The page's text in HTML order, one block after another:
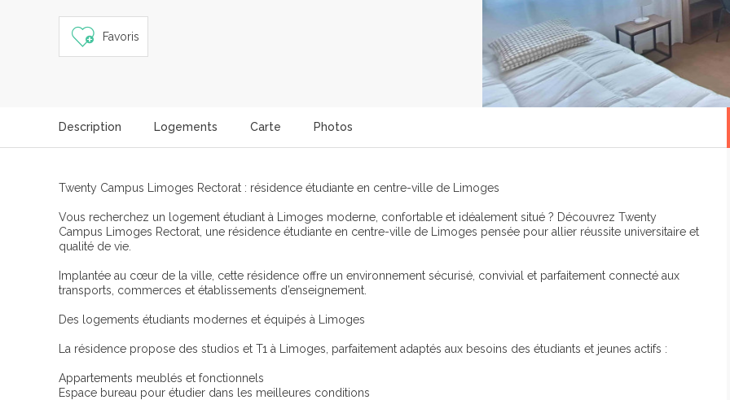
Favoris
Description Logements Carte Photos
Twenty Campus Limoges Rectorat : résidence étudiante en centre-ville de Limoges
Vous recherchez un logement étudiant à Limoges moderne, confortable et idéalement situé ? Découvrez Twenty
Campus Limoges Rectorat, une résidence étudiante en centre-ville de Limoges pensée pour allier réussite universitaire et
qualité de vie.
Implantée au cœur de la ville, cette résidence offre un environnement sécurisé, convivial et parfaitement connecté aux
transports, commerces et établissements d’enseignement.
Des logements étudiants modernes et équipés à Limoges
La résidence propose des studios et T1 à Limoges, parfaitement adaptés aux besoins des étudiants et jeunes actifs :
Appartements meublés et fonctionnels
Espace bureau pour étudier dans les meilleures conditions